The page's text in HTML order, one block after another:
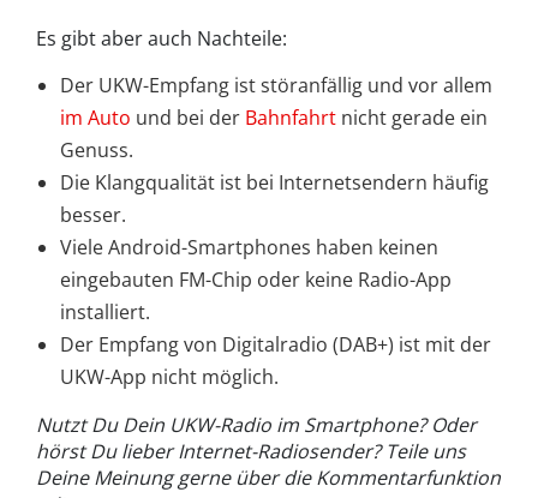
Es gibt aber auch Nachteile:
Der UKW-Empfang ist störanfällig und vor allem
im Auto und bei der Bahnfahrt nicht gerade ein
Genuss.
Die Klangqualität ist bei Internetsendern häufig
besser.
Viele Android-Smartphones haben keinen
eingebauten FM-Chip oder keine Radio-App
installiert.
Der Empfang von Digitalradio (DAB+) ist mit der
UKW-App nicht möglich.
Nutzt Du Dein UKW-Radio im Smartphone? Oder
hörst Du lieber Internet-Radiosender? Teile uns
Deine Meinung gerne über die Kommentarfunktion